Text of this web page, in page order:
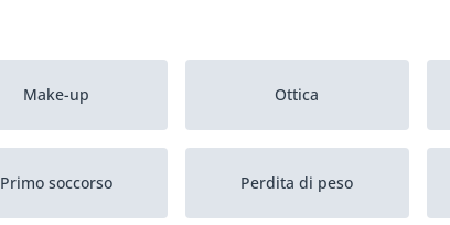
Make-up Ottica
Primo soccorso Perdita di peso